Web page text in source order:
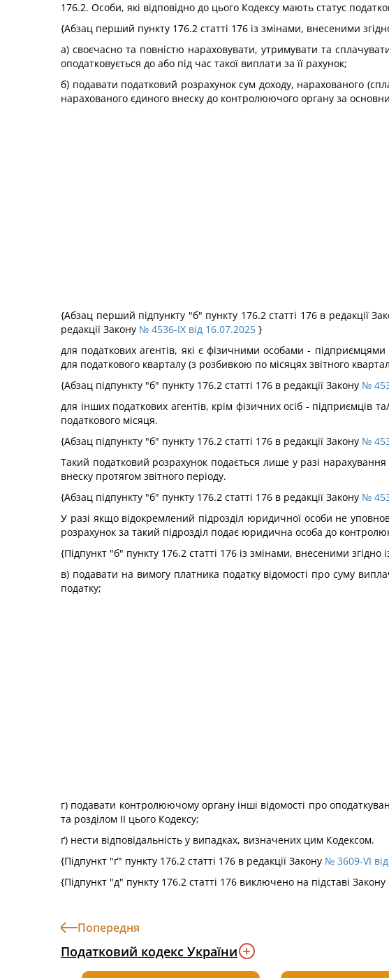
176.2. Особи, які відповідно до цього Кодексу мають статус
{Абзац перший пункту 176.2 статті 176 із змінами, внесеними
а) своєчасно та повністю нараховувати, утримувати та
оподатковується до або під час такої виплати за її рахунок;
б) подавати податковий розрахунок сум доходу, нарахованого
нарахованого єдиного внеску до контролюючого органу за
{Абзац перший підпункту "б" пункту 176.2 статті 176 в редакції
редакції Закону № 4536-IX від 16.07.2025 }
для податкових агентів, які є фізичними особами -
для податкового кварталу (з розбивкою по місяцях звітного
{Абзац підпункту "б" пункту 176.2 статті 176 в редакції Закону №
для інших податкових агентів, крім фізичних осіб - підприємців
податкового місяця.
{Абзац підпункту "б" пункту 176.2 статті 176 в редакції Закону №
Такий податковий розрахунок подається лише у разі
внеску протягом звітного періоду.
{Абзац підпункту "б" пункту 176.2 статті 176 в редакції Закону №
У разі якщо відокремлений підрозділ юридичної особи не
розрахунок за такий підрозділ подає юридична особа до
{Підпункт "б" пункту 176.2 статті 176 із змінами, внесеними згідно
в) подавати на вимогу платника податку відомості про суму
податку;
г) подавати контролюючому органу інші відомості про
та розділом II цього Кодексу;
ґ) нести відповідальність у випадках, визначених цим Кодексом.
{Підпункт "ґ" пункту 176.2 статті 176 в редакції Закону № 3609-VI
{Підпункт "д" пункту 176.2 статті 176 виключено на підставі Закону
Попередня
Податковий кодекс України